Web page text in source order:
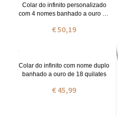
Colar do infinito personalizado
com 4 nomes banhado a ouro de
€ 50,19
Colar do infinito com nome duplo
banhado a ouro de 18 quilates
€ 45,99